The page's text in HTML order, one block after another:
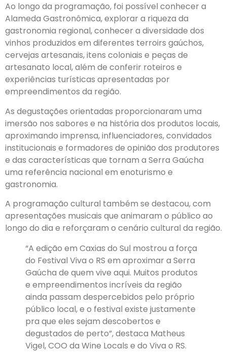
Ao longo da programação, foi possível conhecer a
Alameda Gastronômica, explorar a riqueza da
gastronomia regional, conhecer a diversidade dos
vinhos produzidos em diferentes terroirs gaúchos,
cervejas artesanais, itens coloniais e peças de
artesanato local, além de conferir roteiros e
experiências turísticas apresentadas por
empreendimentos da região.
As degustações orientadas proporcionaram uma
imersão nos sabores e na história dos produtos locais,
aproximando imprensa, influenciadores, convidados
institucionais e formadores de opinião dos produtores
e das características que tornam a Serra Gaúcha
uma referência nacional em enoturismo e
gastronomia.
A programação cultural também se destacou, com
apresentações musicais que animaram o público ao
longo do dia e reforçaram o cenário cultural da região.
“A edição em Caxias do Sul mostrou a força
do Festival Viva o RS em aproximar a Serra
Gaúcha de quem vive aqui. Muitos produtos
e empreendimentos incríveis da região
ainda passam despercebidos pelo próprio
público local, e o festival existe justamente
pra que eles sejam descobertos e
degustados de perto”, destaca Matheus
Vigel, COO da Wine Locals e do Viva o RS.